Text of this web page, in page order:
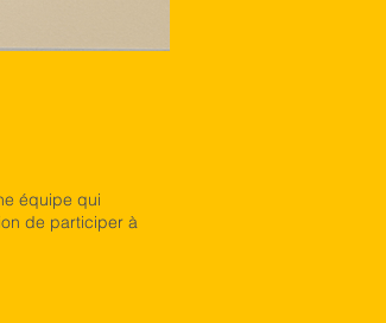
équipe qui
de participer à